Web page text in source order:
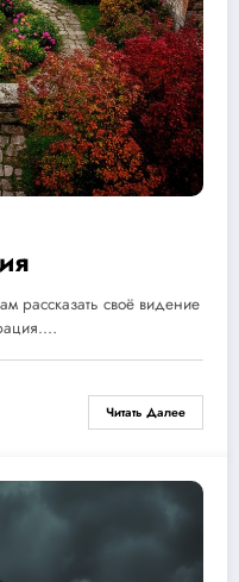
рассказать своё видение
Читать Далее